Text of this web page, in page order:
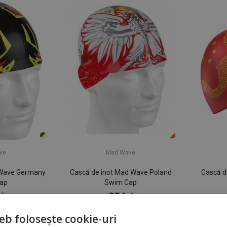
Germany
Mad Wave
Cască de înot Mad Wave Poland
Swim Cap
82 lei
Cască
folosește cookie-uri